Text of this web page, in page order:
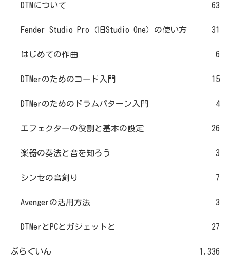
DTMについて 63
Fender Studio Pro（旧Studio One）の使い方 31
はじめての作曲 6
DTMerのためのコード入門 15
DTMerのためのドラムパターン入門 4
エフェクターの役割と基本の設定 26
楽器の奏法と音を知ろう 3
シンセの音創り 7
Avengerの活用方法 3
DTMerとPCとガジェットと 27
ぷらぐいん 1,336